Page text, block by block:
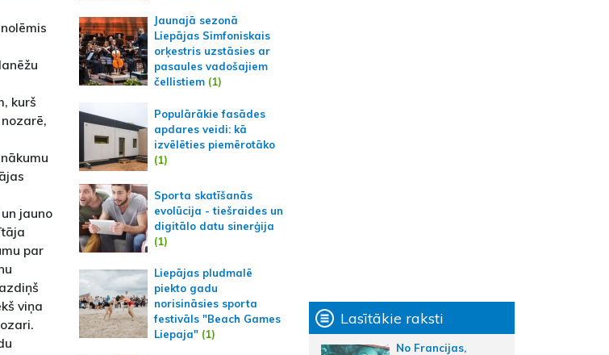
kurš
jauno
par
viņa
Jaunajā sezonā
Liepājas Simfoniskais
orķestris uzstāsies ar
pasaules vadošajiem
čellistiem(1)
Populārākie fasādes
apdares veidi: kā
izvēlēties piemērotāko
(1)
Sporta skatīšanās
evolūcija - tiešraides un
digitālo datu sinerģija
(1)
Liepājas pludmalē
piekto gadu
norisināsies sporta
festivāls "Beach Games
Liepaja"(1)
Lasītākie raksti
No Francijas,